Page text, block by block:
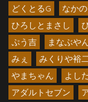
どくとるG なか
ひろしとまさし
ぷう吉
まなぶや
みぇ
みくりや裕
やまちゃん
よし
アダルトセブン